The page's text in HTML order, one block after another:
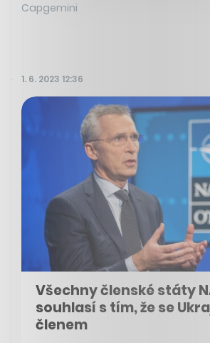
Capgemini
1. 6. 2023 12:36
Všechny členské státy
souhlasí s tím, že se
členem